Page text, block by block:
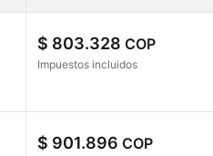
$ 803.328 COP
Impuestos incluidos
$ 901.896 COP